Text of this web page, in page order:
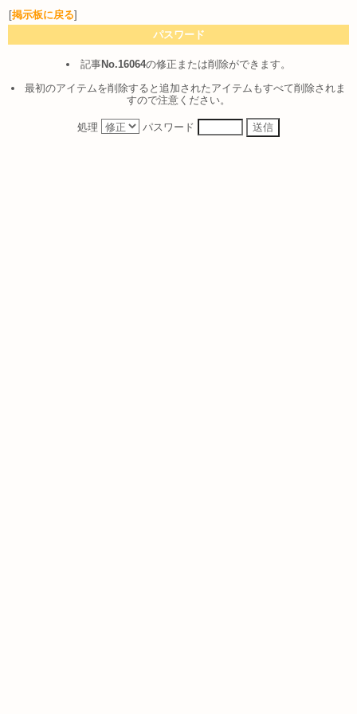
[掲示板に戻る]
パスワード
記事No.16064の修正または削除ができます。
最初のアイテムを削除すると追加されたアイテムもすべて削除されま
すので注意ください。
処理 パスワード